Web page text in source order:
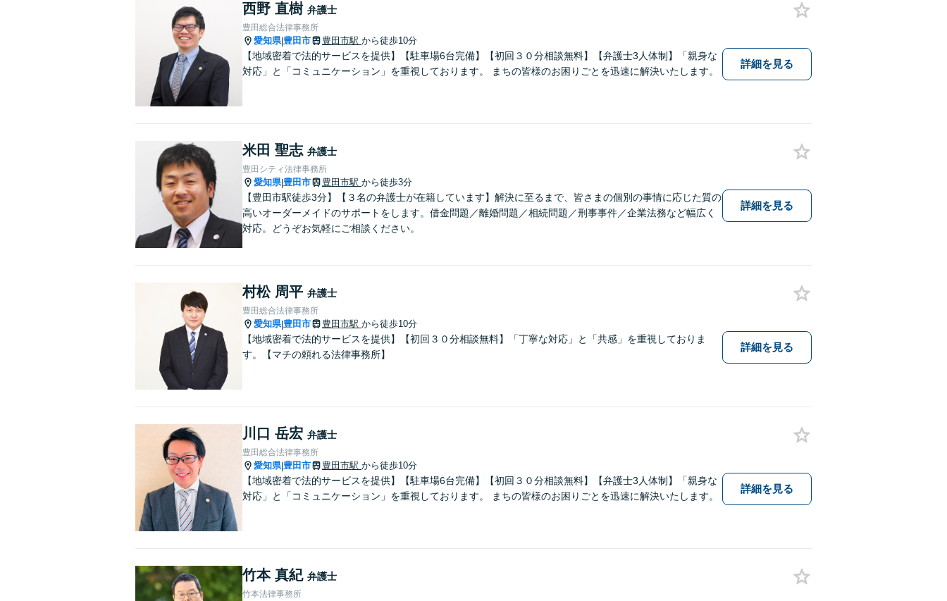
西野 直樹 弁護士
豊田総合法律事務所
愛知県|豊田市 豊田市駅 から徒歩10分
【地域密着で法的サービスを提供】【駐車場6台完備】【初回３０分相談無料】【弁護士3人体制】「親身な
対応」と「コミュニケーション」を重視しております。 まちの皆様のお困りごとを迅速に解決いたします。
詳細を見る
米田 聖志 弁護士
豊田シティ法律事務所
愛知県|豊田市 豊田市駅 から徒歩3分
【豊田市駅徒歩3分】【３名の弁護士が在籍しています】解決に至るまで、皆さまの個別の事情に応じた質の
高いオーダーメイドのサポートをします。借金問題／離婚問題／相続問題／刑事事件／企業法務など幅広く
対応。どうぞお気軽にご相談ください。
詳細を見る
村松 周平 弁護士
豊田総合法律事務所
愛知県|豊田市 豊田市駅 から徒歩10分
【地域密着で法的サービスを提供】【初回３０分相談無料】「丁寧な対応」と「共感」を重視しておりま
す。【マチの頼れる法律事務所】
詳細を見る
川口 岳宏 弁護士
豊田総合法律事務所
愛知県|豊田市 豊田市駅 から徒歩10分
【地域密着で法的サービスを提供】【駐車場6台完備】【初回３０分相談無料】【弁護士3人体制】「親身な
対応」と「コミュニケーション」を重視しております。 まちの皆様のお困りごとを迅速に解決いたします。
詳細を見る
竹本 真紀 弁護士
竹本法律事務所